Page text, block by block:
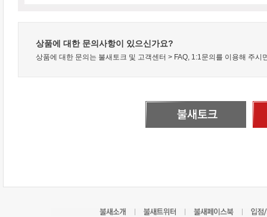
상품에 대한 문의사항이 있으신가요?
상품에 대한 문의는 불새토크 및 고객센터 > FAQ, 1:1문의를 이용해 주시